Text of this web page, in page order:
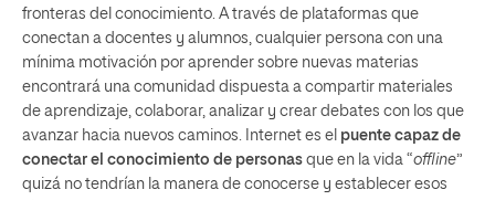
fronteras del conocimiento. A través de plataformas que
conectan a docentes y alumnos, cualquier persona con una
mínima motivación por aprender sobre nuevas materias
encontrará una comunidad dispuesta a compartir materiales
de aprendizaje, colaborar, analizar y crear debates con los que
avanzar hacia nuevos caminos. Internet es el puente capaz de
conectar el conocimiento de personas que en la vida “offline”
quizá no tendrían la manera de conocerse y establecer esos